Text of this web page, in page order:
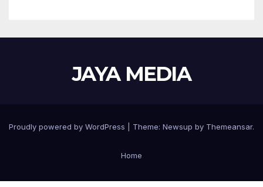
JAYA MEDIA
Proudly powered by WordPress Theme: Newsup by Themeansar.
Home